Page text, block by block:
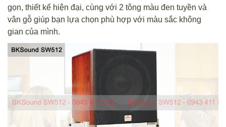
gọn, thiết kế hiện đại, cùng với 2 tông màu đen tuyền và
vân gỗ giúp bạn lựa chọn phù hợp với màu sắc không
gian của mình.